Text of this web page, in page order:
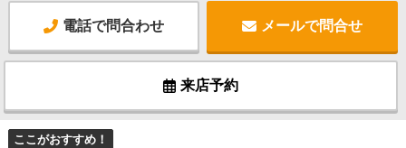
電話で問合わせ メールで問合せ
来店予約
ここがおすすめ！